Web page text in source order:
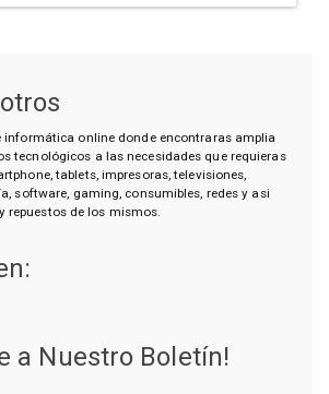
informática online donde encontraras amplia
tecnológicos a las necesidades que requieras
tablets, impresoras, televisiones,
software, gaming, consumibles, redes y asi
repuestos de los mismos.
a Nuestro Boletín!